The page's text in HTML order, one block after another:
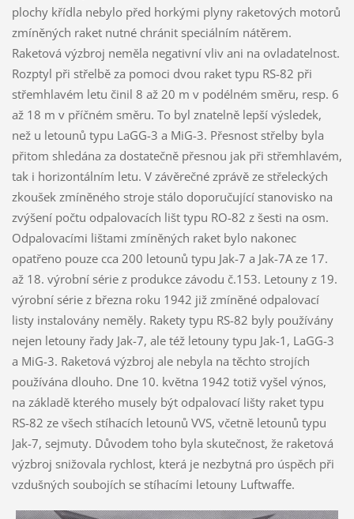
plochy křídla nebylo před horkými plyny raketových motorů
zmíněných raket nutné chránit speciálním nátěrem.
Raketová výzbroj neměla negativní vliv ani na ovladatelnost.
Rozptyl při střelbě za pomoci dvou raket typu RS-82 při
střemhlavém letu činil 8 až 20 m v podélném směru, resp. 6
až 18 m v příčném směru. To byl znatelně lepší výsledek,
než u letounů typu LaGG-3 a MiG-3. Přesnost střelby byla
přitom shledána za dostatečně přesnou jak při střemhlavém,
tak i horizontálním letu. V závěrečné zprávě ze střeleckých
zkoušek zmíněného stroje stálo doporučující stanovisko na
zvýšení počtu odpalovacích lišt typu RO-82 z šesti na osm.
Odpalovacími lištami zmíněných raket bylo nakonec
opatřeno pouze cca 200 letounů typu Jak-7 a Jak-7A ze 17.
až 18. výrobní série z produkce závodu č.153. Letouny z 19.
výrobní série z března roku 1942 již zmíněné odpalovací
listy instalovány neměly. Rakety typu RS-82 byly používány
nejen letouny řady Jak-7, ale též letouny typu Jak-1, LaGG-3
a MiG-3. Raketová výzbroj ale nebyla na těchto strojích
používána dlouho. Dne 10. května 1942 totiž vyšel výnos,
na základě kterého musely být odpalovací lišty raket typu
RS-82 ze všech stíhacích letounů VVS, včetně letounů typu
Jak-7, sejmuty. Důvodem toho byla skutečnost, že raketová
výzbroj snižovala rychlost, která je nezbytná pro úspěch při
vzdušných soubojích se stíhacími letouny Luftwaffe.